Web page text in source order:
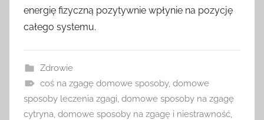
energię fizyczną pozytywnie wpłynie na pozycję
całego systemu.
Zdrowie
coś na zgagę domowe sposoby, domowe
sposoby leczenia zgagi, domowe sposoby na zgagę
cytryna, domowe sposoby na zgagę i niestrawność,